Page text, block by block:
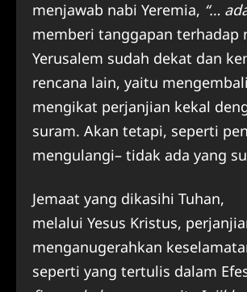
menjawab nabi Yeremia, “…
memberi tanggapan terhadap
Yerusalem sudah dekat dan
rencana lain, yaitu
mengikat perjanjian kekal
suram. Akan tetapi, seperti
mengulangi– tidak ada yang
Jemaat yang dikasihi Tuhan,
melalui Yesus Kristus,
menganugerahkan
seperti yang tertulis dalam